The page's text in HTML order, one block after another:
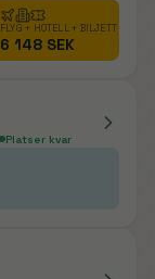
FLYG + HOTELL + BILJETT
6 148 SEK
Platser kvar